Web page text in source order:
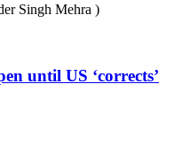
Singh Mehra )
until US ‘corrects’